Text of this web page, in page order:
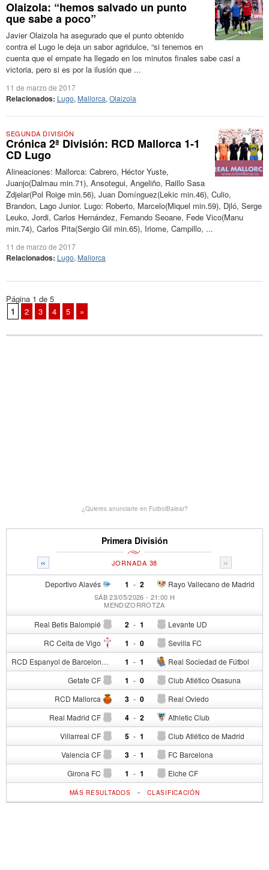
Olaizola: “hemos salvado un punto
que sabe a poco”
Javier Olaizola ha asegurado que el punto obtenido
contra el Lugo le deja un sabor agridulce, “si tenemos en
cuenta que el empate ha llegado en los minutos finales sabe casi a
victoria, pero si es por la ilusión que ...
11 de marzo de 2017
Relacionados: Lugo, Mallorca, Olaizola
SEGUNDA DIVISIÓN
Crónica 2ª División: RCD Mallorca 1-1
CD Lugo
Alineaciones: Mallorca: Cabrero, Héctor Yuste,
Juanjo(Dalmau min.71), Ansotegui, Angeliño, Raillo Sasa
Zdjelar(Pol Roige min.56), Juan Domínguez(Lekic min.46), Culio,
Brandon, Lago Junior. Lugo: Roberto, Marcelo(Miquel min.59), Djló, Serge
Leuko, Jordi, Carlos Hernández, Fernando Seoane, Fede Vico(Manu
min.74), Carlos Pita(Sergio Gil min.65), Iriome, Campillo, ...
11 de marzo de 2017
Relacionados: Lugo, Mallorca
Página 1 de 5
1
2 3 4 5 »
¿Quieres anunciarte en FutbolBalear?
Primera División
« »
JORNADA 38
Deportivo Alavés 1 - Rayo Vallecano de Madrid
2
SÁB 23/05/2026 - 21:00 H
MENDIZORROTZA
Real Betis Balompié 2 - Levante UD
1
RC Celta de Vigo 1 - Sevilla FC
0
RCD Espanyol de Barcelona 1 - Real Sociedad de Fútbol
1
Getafe CF 1 - Club Atlético Osasuna
0
RCD Mallorca 3 - Real Oviedo
0
Real Madrid CF 4 - Athletic Club
2
Villarreal CF 5 - Club Atlético de Madrid
1
Valencia CF 3 - FC Barcelona
1
Girona FC 1 - Elche CF
1
MÁS RESULTADOS -CLASIFICACIÓN